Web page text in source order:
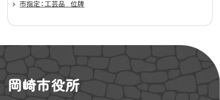
市指定：工芸品 位牌
岡崎市役所